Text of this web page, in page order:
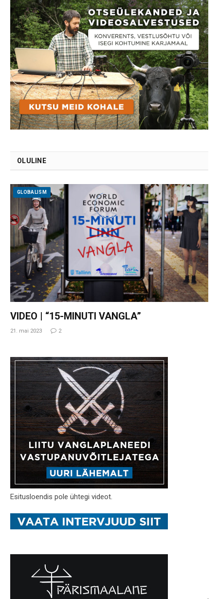
OLULINE
GLOBALISM
VIDEO | “15-MINUTI VANGLA”
21. mai 2023 2
Esitusloendis pole ühtegi videot.